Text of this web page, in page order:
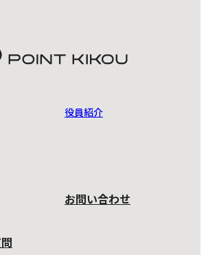
役員紹介
お問い合わせ